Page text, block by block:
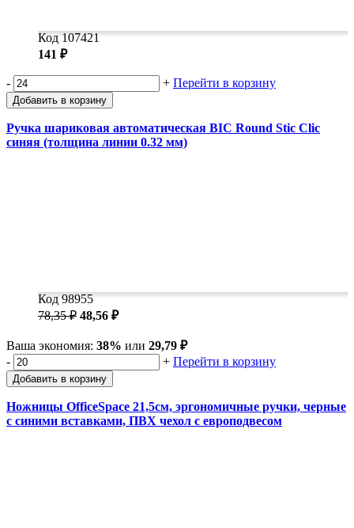
Код 107421
141 ₽
- + Перейти в корзину
Добавить в корзину
Ручка шариковая автоматическая BIC Round Stic Clic
синяя (толщина линии 0.32 мм)
Код 98955
78,35 ₽ 48,56 ₽
Ваша экономия: 38% или 29,79 ₽
-
+ Перейти в корзину
Добавить в корзину
Ножницы OfficeSpace 21,5см, эргономичные ручки, черные
с синими вставками, ПВХ чехол с европодвесом